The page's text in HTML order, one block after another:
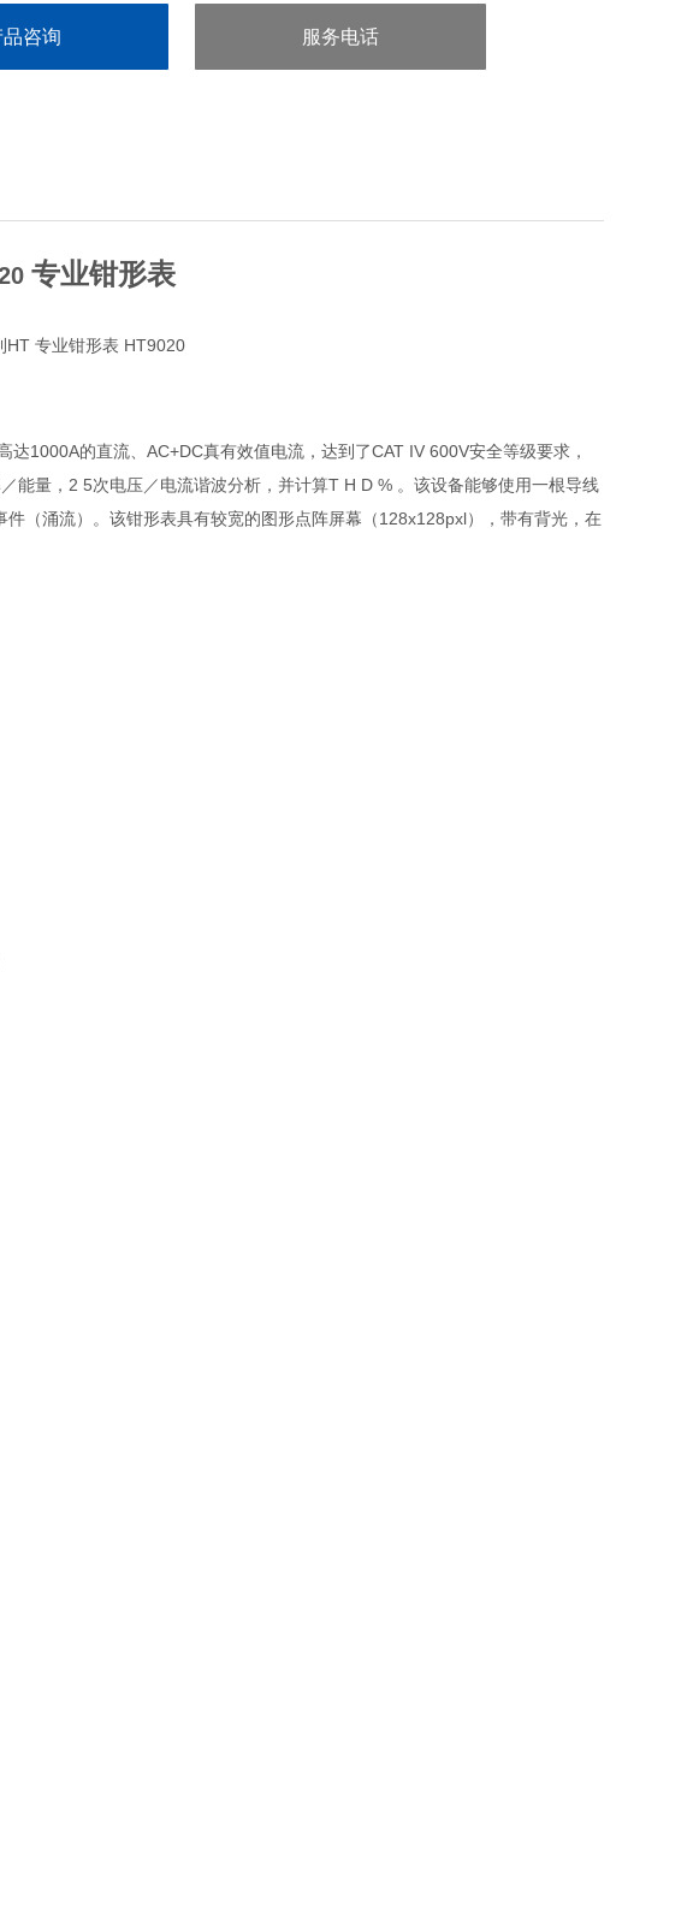
品咨询 服务电话
专业钳形表
1000A的直流、AC+DC真有效值电流，达到了CAT IV 600V安全等级要求，
能量，2 5次电压／电流谐波分析，并计算T H D % 。该设备能够使用一根导线
（涌流）。该钳形表具有较宽的图形点阵屏幕（128x128pxl），带有背光，在